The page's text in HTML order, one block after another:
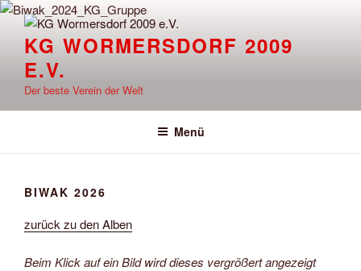
Zum
Inhalt
springenKG WORMERSDORF 2009
E.V.
Der beste Verein der Welt
Menü
BIWAK 2026
zurück zu den Alben
Beim Klick auf ein Bild wird dieses vergrößert angezeigt